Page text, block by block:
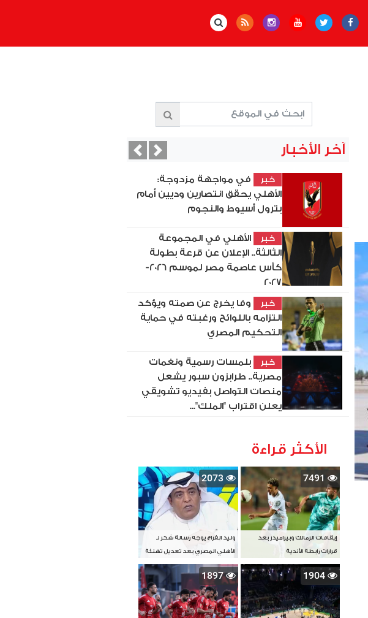
آخر الأخبار
خبر
في مواجهة مزدوجة:
الأهلي يحقق انتصارين وديين أمام
بترول أسيوط والنجوم
خبر
الأهلي في المجموعة
الثالثة.. الإعلان عن قرعة بطولة
كأس عاصمة مصر لموسم 2026-
2027
خبر
وفا يخرج عن صمته ويؤكد
التزامه باللوائح ورغبته في حماية
التحكيم المصري
خبر
بلمسات رسمية ونغمات
مصرية.. طرابزون سبور يشعل
منصات التواصل بفيديو تشويقي
يعلن اقتراب "الملك"...
PreviousNext
الأكثر قراءة
7491
إيقافات الزمالك وبيراميدز بعد
قرارات رابطة الأندية
2073
وليد الفراج يوجه رسالة شكر لـ
الأهلي المصري بعد تعديل تهنئة
بطل آسيا
1904
1897